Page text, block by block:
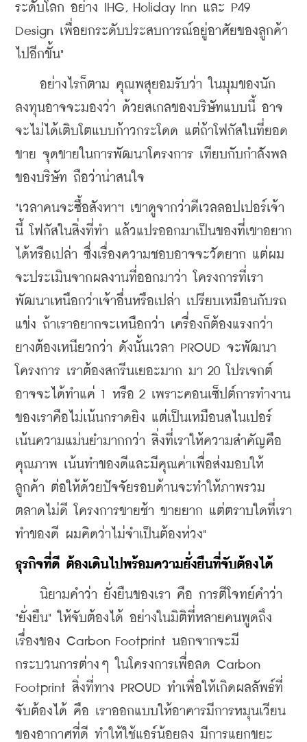
ระดับโลก อย่าง IHG, Holiday Inn และ P49
Design เพื่อยกระดับประสบการณ์อยู่อาศัยของลูกค้า
ไปอีกขั้น"
​    อย่างไรก็ตาม คุณพสุยอมรับว่า ในมุมของนัก
ลงทุนอาจจะมองว่า ด้วยสเกลของบริษัทแบบนี้ อาจ
จะไม่ได้เติบโตแบบก้าวกระโดด แต่ถ้าโฟกัสในที่ยอด
ขาย จุดขายในการพัฒนาโครงการ เทียบกับกำลังพล
ของบริษัท ถือว่าน่าสนใจ
"เวลาคนจะซื้อสังหาฯ เขาดูจากว่าดีเวลลอปเปอร์เจ้า
นี้ โฟกัสในสิ่งที่ทำ แล้วแปรออกมาเป็นของที่เขาอยาก
ได้หรือเปล่า ซึ่งเรื่องความชอบอาจจะวัดยาก แต่ผม
จะประเมินจากผลงานที่ออกมาว่า โครงการที่เรา
พัฒนาเหนือกว่าเจ้าอื่นหรือเปล่า เปรียบเหมือนกับรถ
แข่ง ถ้าเราอยากจะเหนือกว่า เครื่องก็ต้องแรงกว่า
ยางต้องเหนียวกว่า ดังนั้นเวลา PROUD จะพัฒนา
โครงการ เราต้องสกรีนเยอะมาก มา 20 โปรเจกต์
อาจจะได้ทำแค่ 1 หรือ 2 เพราะคอนเซ็ปต์การทำงาน
ของเราคือไม่เน้นกราดยิง แต่เป็นเหมือนสไนเปอร์
เน้นความแม่นยำมากกว่า สิ่งที่เราให้ความสำคัญคือ
คุณภาพ เน้นทำของดีและมีคุณค่าเพื่อส่งมอบให้
ลูกค้า ต่อให้ด้วยปัจจัยรอบด้านจะทำให้ภาพรวม
ตลาดไม่ดี โครงการขายช้า ขายยาก แต่ตราบใดที่เรา
ทำของดี ผมคิดว่าไม่จำเป็นต้องห่วง"
​ธุรกิจที่ดี ต้องเดินไปพร้อมความยั่งยืนที่จับต้องได้
นิยามคำว่า ยั่งยืนของเรา คือ การตีโจทย์คำว่า
"ยั่งยืน" ให้จับต้องได้ อย่างในมิติที่หลายคนพูดถึง
เรื่องของ Carbon Footprint นอกจากจะมี
กระบวนการต่างๆ ในโครงการเพื่อลด Carbon
Footprint สิ่งที่ทาง PROUD ทำเพื่อให้เกิดผลลัพธ์ที่
จับต้องได้ คือ เราออกแบบให้อาคารมีการหมุนเวียน
ของอากาศที่ดี ทำให้ใช้แอร์น้อยลง มีการแยกขยะ